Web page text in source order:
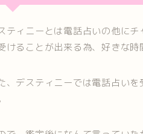
ティニーとは電話占いの他に
けることが出来る為、好きな時
、デスティニーでは電話占い